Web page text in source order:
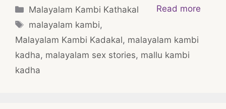
Read more
Categories
Malayalam Kambi Kathakal
Tags
malayalam kambi,
Malayalam Kambi Kadakal, malayalam kambi
kadha, malayalam sex stories, mallu kambi
kadha